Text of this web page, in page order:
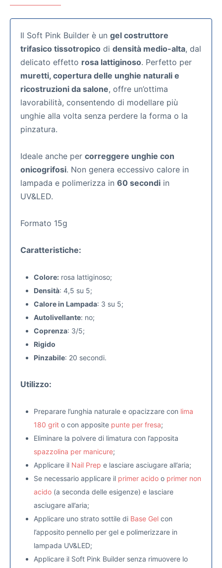
Il Soft Pink Builder è un gel costruttore
trifasico tissotropico di densità medio-alta, dal
delicato effetto rosa lattiginoso. Perfetto per
muretti, copertura delle unghie naturali e
ricostruzioni da salone, offre un’ottima
lavorabilità, consentendo di modellare più
unghie alla volta senza perdere la forma o la
pinzatura.
Ideale anche per correggere unghie con
onicogrifosi. Non genera eccessivo calore in
lampada e polimerizza in 60 secondi in
UV&LED.
Formato 15g
Caratteristiche:
Colore: rosa lattiginoso;
Densità: 4,5 su 5;
Calore in Lampada: 3 su 5;
Autolivellante: no;
Coprenza: 3/5;
Rigido
Pinzabile: 20 secondi.
Utilizzo:
Preparare l’unghia naturale e opacizzare con lima
180 grit o con apposite punte per fresa;
Eliminare la polvere di limatura con l’apposita
spazzolina per manicure;
Applicare il Nail Prep e lasciare asciugare all’aria;
Se necessario applicare il primer acido o primer non
acido (a seconda delle esigenze) e lasciare
asciugare all’aria;
Applicare uno strato sottile di Base Gel con
l’apposito pennello per gel e polimerizzare in
lampada UV&LED;
Applicare il Soft Pink Builder senza rimuovere lo